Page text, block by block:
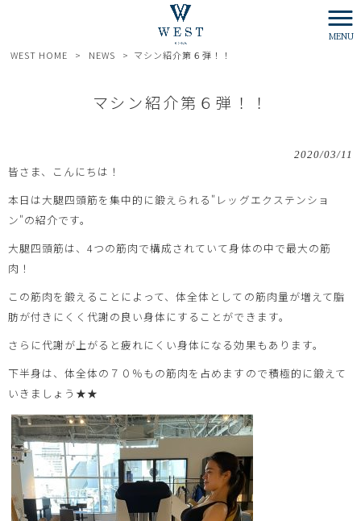
MENU
WEST HOME > NEWS > マシン紹介第６弾！！
マシン紹介第６弾！！
2020/03/11
皆さま、こんにちは！
本日は大腿四頭筋を集中的に鍛えられる"レッグエクステンショ
ン"の紹介です。
大腿四頭筋は、4つの筋肉で構成されていて身体の中で最大の筋
肉！
この筋肉を鍛えることによって、体全体としての筋肉量が増えて脂
肪が付きにくく代謝の良い身体にすることができます。
さらに代謝が上がると疲れにくい身体になる効果もあります。
下半身は、体全体の７０％もの筋肉を占めますので積極的に鍛えて
いきましょう★★